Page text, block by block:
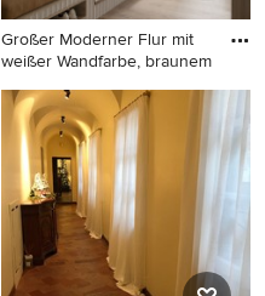
Großer Moderner Flur mit
weißer Wandfarbe, braunem
Großer Moderner Flur mit
weißer Wandfarbe, braunem
Holzboden, braunem Boden
und Wandpaneelen in
Barcelona